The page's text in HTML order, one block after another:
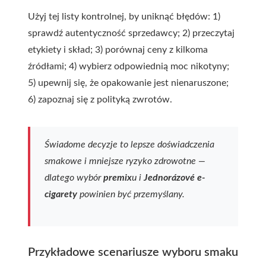
Użyj tej listy kontrolnej, by uniknąć błędów: 1)
sprawdź autentyczność sprzedawcy; 2) przeczytaj
etykiety i skład; 3) porównaj ceny z kilkoma
źródłami; 4) wybierz odpowiednią moc nikotyny;
5) upewnij się, że opakowanie jest nienaruszone;
6) zapoznaj się z polityką zwrotów.
Świadome decyzje to lepsze doświadczenia
smakowe i mniejsze ryzyko zdrowotne —
dlatego wybórpremixu iJednorázové e-
cigarety powinien być przemyślany.
Przykładowe scenariusze wyboru smaku